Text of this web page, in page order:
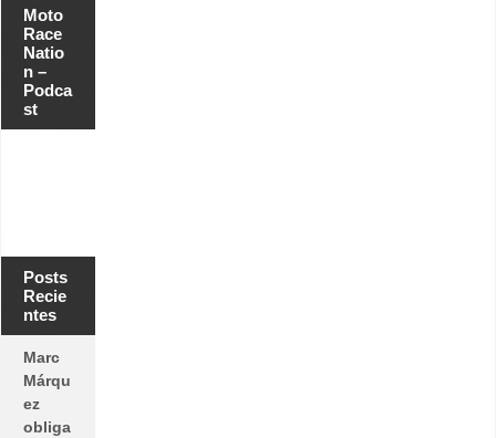
Moto
Race
Natio
n –
Podca
st
Posts
Recie
ntes
Marc
Márqu
ez
obliga